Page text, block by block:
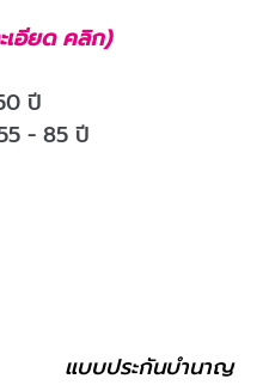
เอียด คลิก)
ปี
- 85 ปี
แบบประกันบำนาญ